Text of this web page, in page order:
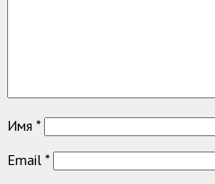
Имя *
Email *